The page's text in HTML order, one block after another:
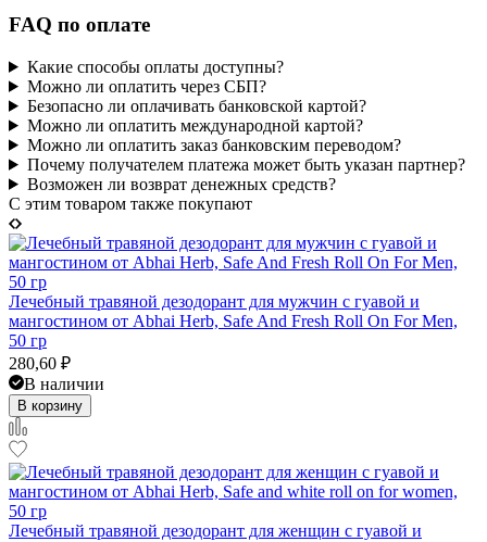
FAQ по оплате
Какие способы оплаты доступны?
Можно ли оплатить через СБП?
Безопасно ли оплачивать банковской картой?
Можно ли оплатить международной картой?
Можно ли оплатить заказ банковским переводом?
Почему получателем платежа может быть указан партнер?
Возможен ли возврат денежных средств?
C этим товаром также покупают
Лечебный травяной дезодорант для мужчин с гуавой и
мангостином от Abhai Herb, Safe And Fresh Roll On For Men,
50 гр
280,60 ₽
В наличии
В корзину
Лечебный травяной дезодорант для женщин с гуавой и